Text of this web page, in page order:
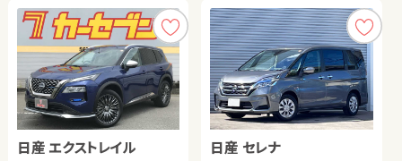
日産 エクストレイル 日産 セレナ
スズキ アルト エコ
29.7（税込）
万円
車両本体価格
33.9（税込）
支払総額
諸費用：4.2万円 （税込）
トヨタ ヴォクシー ハイブ
リッド
311.6（税込）
万円
車両本体価格
325.0（税込）
万円
支払総額
諸費用： 13.4 万円
ホンダ フィット ハイブリ
ホンダ Ｎ ＢＯＸ